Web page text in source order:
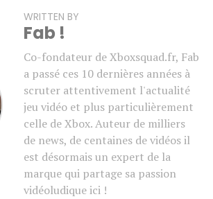
WRITTEN BY
Fab !
Co-fondateur de Xboxsquad.fr, Fab
a passé ces 10 dernières années à
scruter attentivement l'actualité
jeu vidéo et plus particulièrement
celle de Xbox. Auteur de milliers
de news, de centaines de vidéos il
est désormais un expert de la
marque qui partage sa passion
vidéoludique ici !